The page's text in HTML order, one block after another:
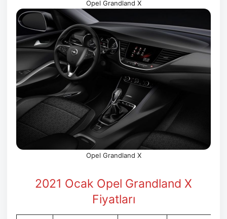
Opel Grandland X
Opel Grandland X
2021 Ocak Opel Grandland X
Fiyatları